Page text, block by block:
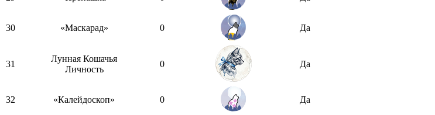
30 «Маскарад» 0 Да
31
Лунная Кошачья
Личность
0 Да
32 «Калейдоскоп» 0 Да